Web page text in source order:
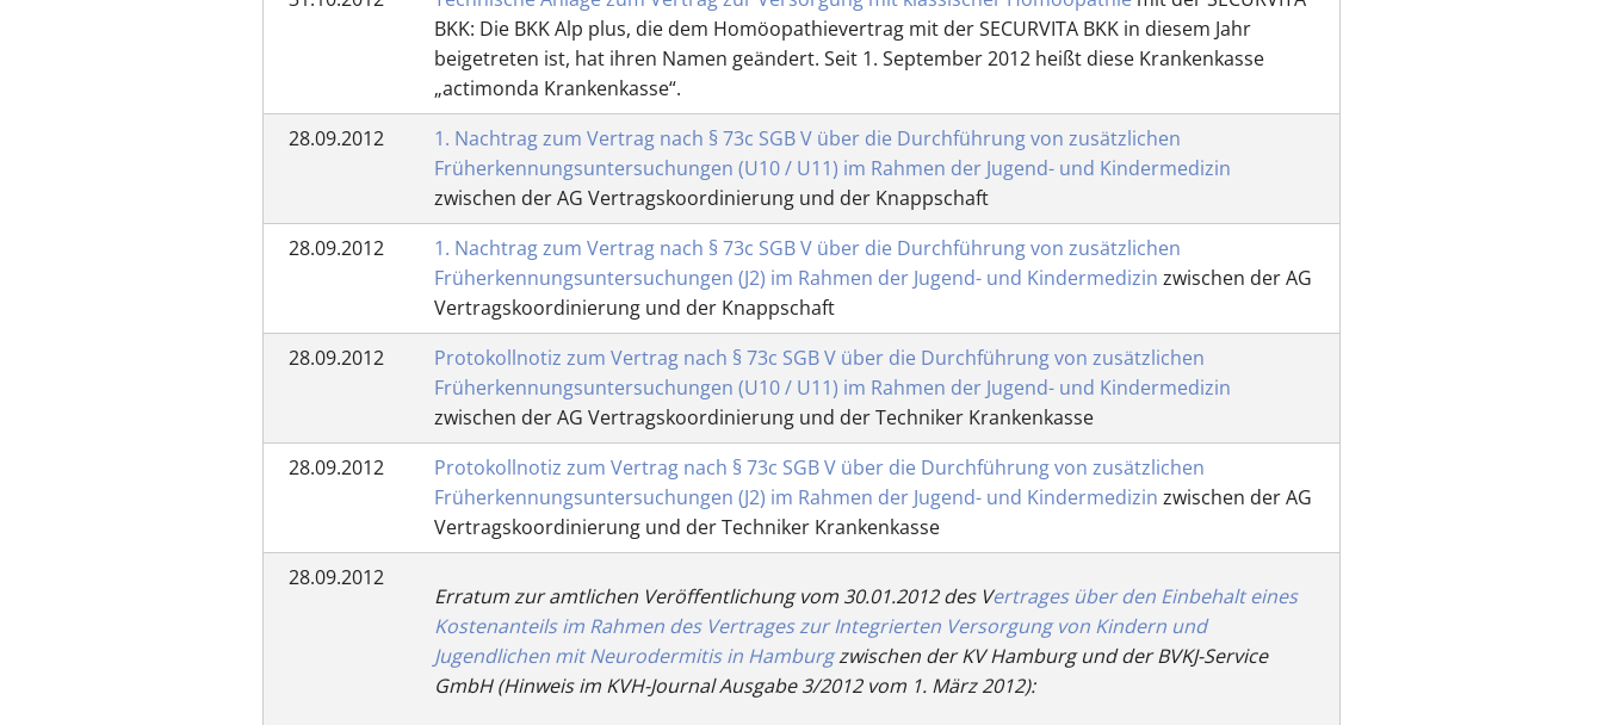
BKK: Die BKK Alp plus, die dem Homöopathievertrag mit der SECURVITA BKK in diesem Jahr
beigetreten ist, hat ihren Namen geändert. Seit 1. September 2012 heißt diese Krankenkasse
„actimonda Krankenkasse“.
28.09.2012
1. Nachtrag zum Vertrag nach § 73c SGB V über die Durchführung von zusätzlichen
Früherkennungsuntersuchungen (U10 / U11) im Rahmen der Jugend- und Kindermedizin
zwischen der AG Vertragskoordinierung und der Knappschaft
28.09.2012
1. Nachtrag zum Vertrag nach § 73c SGB V über die Durchführung von zusätzlichen
Früherkennungsuntersuchungen (J2) im Rahmen der Jugend- und Kindermedizin zwischen der AG
Vertragskoordinierung und der Knappschaft
28.09.2012
Protokollnotiz zum Vertrag nach § 73c SGB V über die Durchführung von zusätzlichen
Früherkennungsuntersuchungen (U10 / U11) im Rahmen der Jugend- und Kindermedizin
zwischen der AG Vertragskoordinierung und der Techniker Krankenkasse
28.09.2012
Protokollnotiz zum Vertrag nach § 73c SGB V über die Durchführung von zusätzlichen
Früherkennungsuntersuchungen (J2) im Rahmen der Jugend- und Kindermedizin zwischen der AG
Vertragskoordinierung und der Techniker Krankenkasse
28.09.2012
Erratum zur amtlichen Veröffentlichung vom 30.01.2012 des Vertrages über den Einbehalt eines
Kostenanteils im Rahmen des Vertrages zur Integrierten Versorgung von Kindern und
Jugendlichen mit Neurodermitis in Hamburgzwischen der KV Hamburg und der BVKJ-Service
GmbH (Hinweis im KVH-Journal Ausgabe 3/2012 vom 1. März 2012):